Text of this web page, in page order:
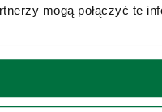
mogą połączyć te